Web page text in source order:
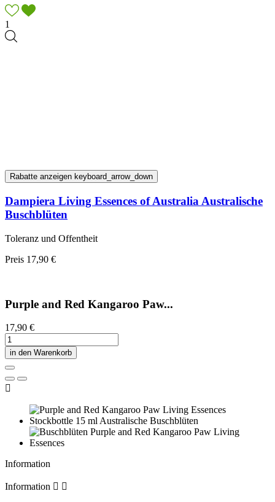
1
Rabatte anzeigen keyboard_arrow_down
Dampiera Living Essences of Australia Australische
Buschblüten
Toleranz und Offentheit
Preis 17,90 €
Purple and Red Kangaroo Paw...
17,90 €
in den Warenkorb

Information
Information  